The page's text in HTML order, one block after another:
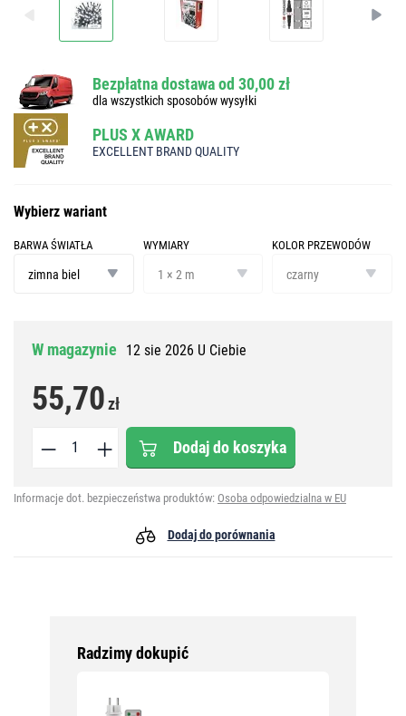
Bezpłatna dostawa od 30,00 zł
dla wszystkich sposobów wysyłki
PLUS X AWARD
EXCELLENT BRAND QUALITY
Wybierz wariant
BARWA ŚWIATŁA
światła
zimna biel
WYMIARY
1 × 2 m
KOLOR PRZEWODÓW
przewodów
czarny
W magazynie 12 sie 2026 U Ciebie
55,70zł
Dodaj do koszyka
Informacje dot. bezpieczeństwa produktów: Osoba odpowiedzialna w EU
Dodaj do porównania
Radzimy dokupić